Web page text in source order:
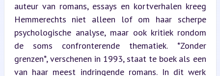
auteur van romans, essays en kortverhalen kreeg
Hemmerechts niet alleen lof om haar scherpe
psychologische analyse, maar ook kritiek rondom
de soms confronterende thematiek. *Zonder
grenzen*, verschenen in 1993, staat te boek als een
van haar meest indringende romans. In dit werk